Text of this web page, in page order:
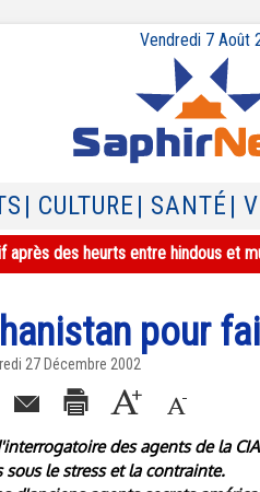
Vendredi 7 Août
| CULTURE | SANTÉ |
après des heurts entre hindous et
pour
27 Décembre 2002
des agents de la
le stress et la contrainte.